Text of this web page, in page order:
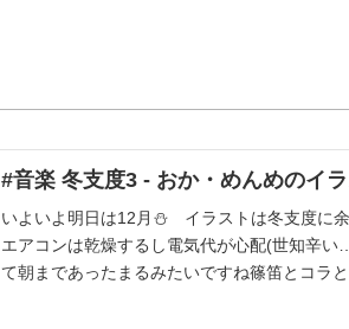
#音楽 冬支度3 - おか・めんめのイ
いよいよ明日は12月⛄ イラストは冬支度に
エアコンは乾燥するし電気代が心配(世知辛
て朝まであったまるみたいですね篠笛とコラ